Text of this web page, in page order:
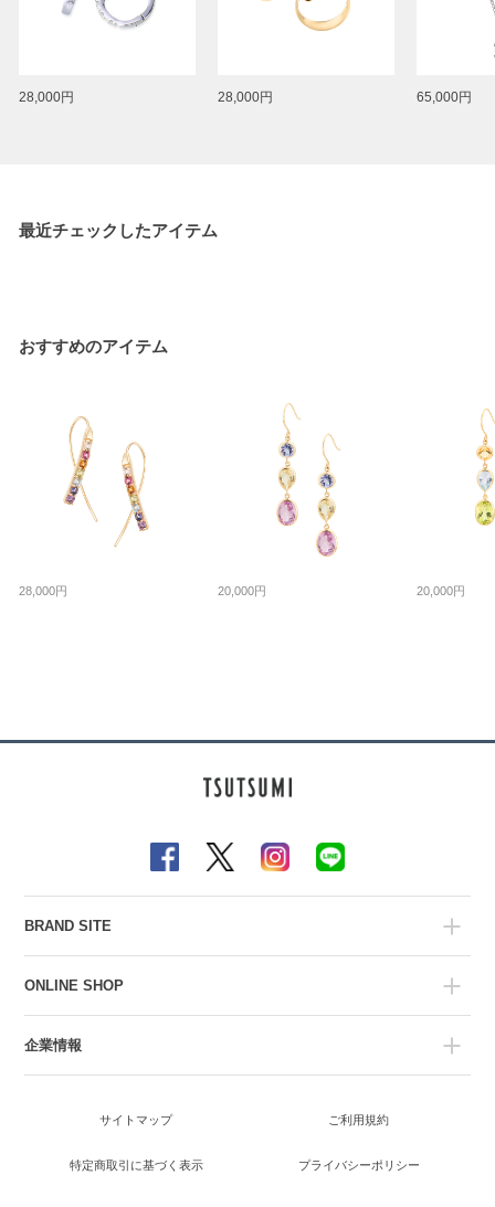
28,000円 28,000円 65,000円
最近チェックしたアイテム
おすすめのアイテム
28,000円 20,000円 20,000円
BRAND SITE
ONLINE SHOP
企業情報
サイトマップ ご利用規約
特定商取引に基づく表示 プライバシーポリシー